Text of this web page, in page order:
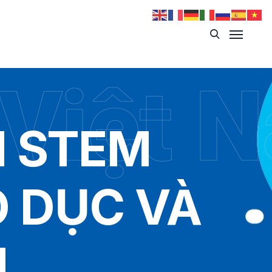
STEM
DỤC VÀ